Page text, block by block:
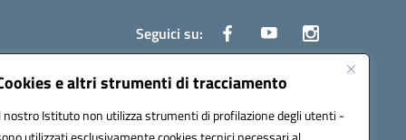
e altri strumenti di tracciamento
nostro Istituto non utilizza strumenti di profilazione degli utenti -
Seguici su: